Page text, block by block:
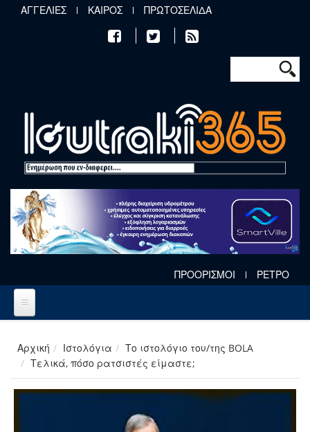
Παράκαμψη προς το κυρίως περιεχόμενο
ΑΓΓΕΛΙΕΣ ΚΑΙΡΟΣ ΠΡΩΤΟΣΕΛΙΔΑ
Φόρμα
Αναζήτηση
ΠΡΟΟΡΙΣΜΟΙ ΡΕΤΡΟ
Αρχική Ιστολόγια
Το ιστολόγιο του/της BOLA
Τελικά, πόσο ρατσιστές είμαστε;